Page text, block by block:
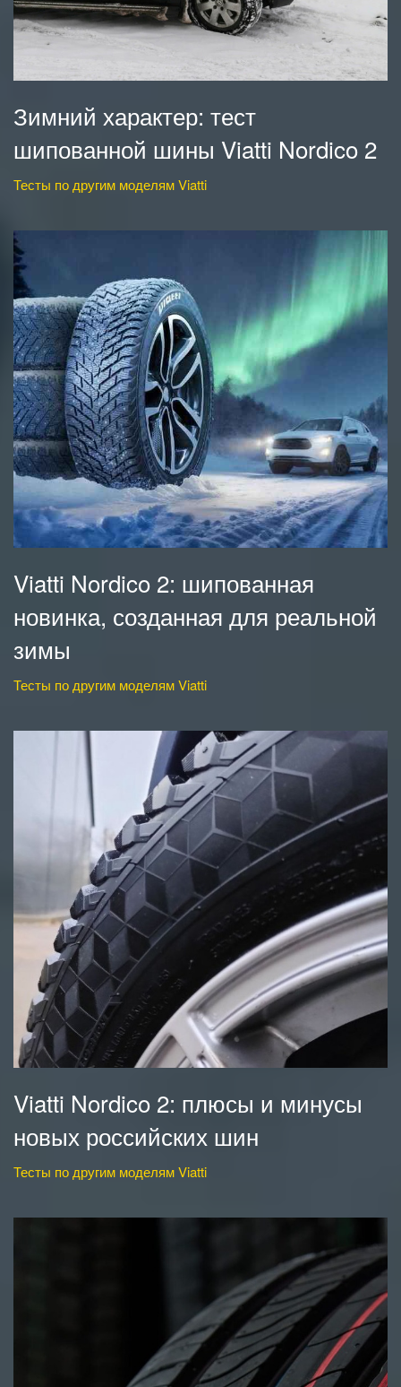
Зимний характер: тест
шипованной шины Viatti Nordico 2
Тесты по другим моделям Viatti
Viatti Nordico 2: шипованная
новинка, созданная для реальной
зимы
Тесты по другим моделям Viatti
Viatti Nordico 2: плюсы и минусы
новых российских шин
Тесты по другим моделям Viatti